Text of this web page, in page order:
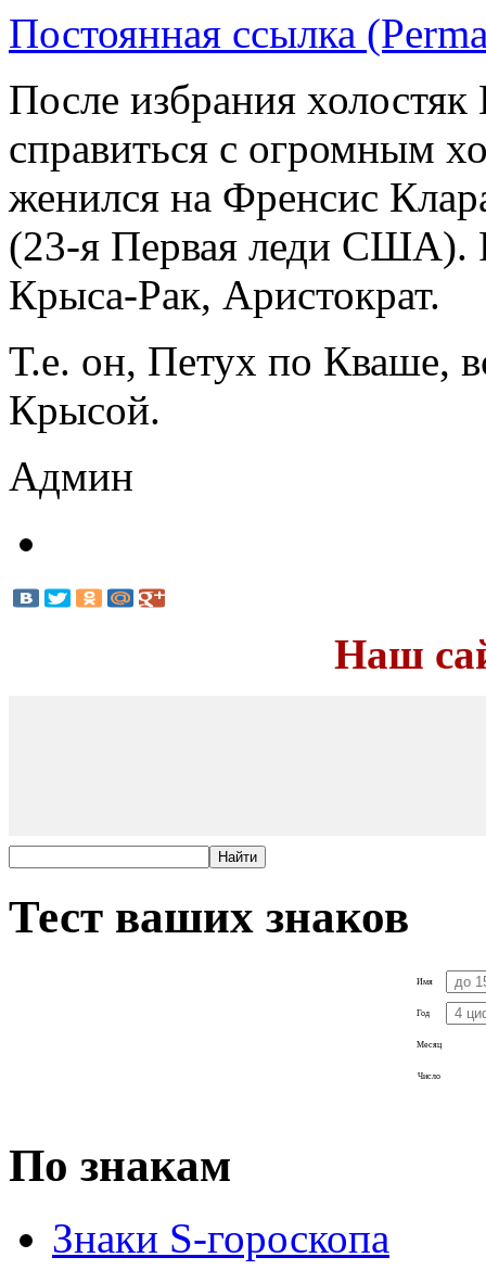
Постоянная ссылка
После избрания
справиться с огромным
женился на Френсис
(23-я Первая леди США).
Крыса-Рак, Аристократ.
Т.е. он, Петух по Кваше,
Крысой.
Админ
Наш
Тест ваших знаков
Имя
Год
Месяц
Число
По знакам
Знаки S-гороскопа